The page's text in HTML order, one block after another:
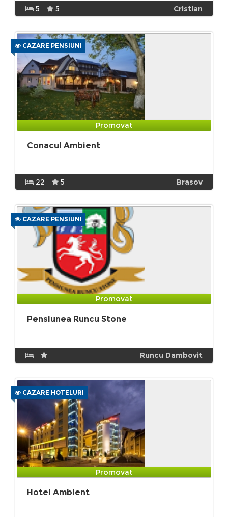
5 5 Cristian
CAZARE PENSIUNI
Promovat
Conacul Ambient
22 5 Brasov
CAZARE PENSIUNI
Promovat
Pensiunea Runcu Stone
Runcu Dambovit
CAZARE HOTELURI
Promovat
Hotel Ambient